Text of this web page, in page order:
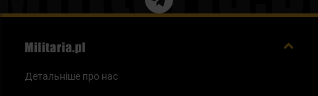
Детальніше про нас